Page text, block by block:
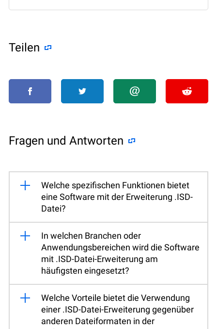
Teilen
Fragen und Antworten
Welche spezifischen Funktionen bietet
eine Software mit der Erweiterung .ISD-
Datei?
In welchen Branchen oder
Anwendungsbereichen wird die Software
mit .ISD-Datei-Erweiterung am
häufigsten eingesetzt?
Welche Vorteile bietet die Verwendung
einer .ISD-Datei-Erweiterung gegenüber
anderen Dateiformaten in der